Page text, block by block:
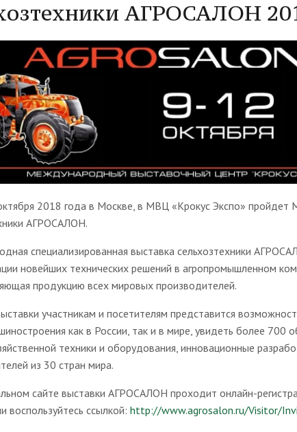
АГРОСАЛОН
2018 года в Москве, в МВЦ «Крокус Экспо» пройдет
АГРОСАЛОН.
специализированная выставка сельхозтехники
новейших технических решений в агропромышленном
продукцию всех мировых производителей.
участникам и посетителям представится
как в России, так и в мире, увидеть более 700
техники и оборудования, инновационные
из 30 стран мира.
сайте выставки АГРОСАЛОН проходит онлайн-
воспользуйтесь ссылкой: http://www.agrosalon.ru/Visitor/